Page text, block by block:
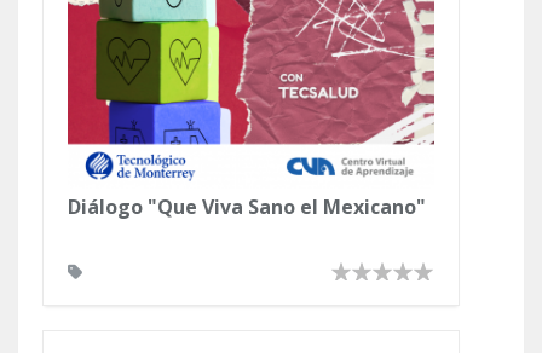
Diálogo "Que Viva Sano el Mexicano"